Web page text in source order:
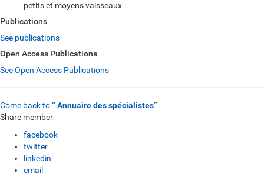
petits et moyens vaisseaux
Publications
See publications
Open Access Publications
See Open Access Publications
Come back to“ Annuaire des spécialistes”
Share member
facebook
twitter
linkedin
email